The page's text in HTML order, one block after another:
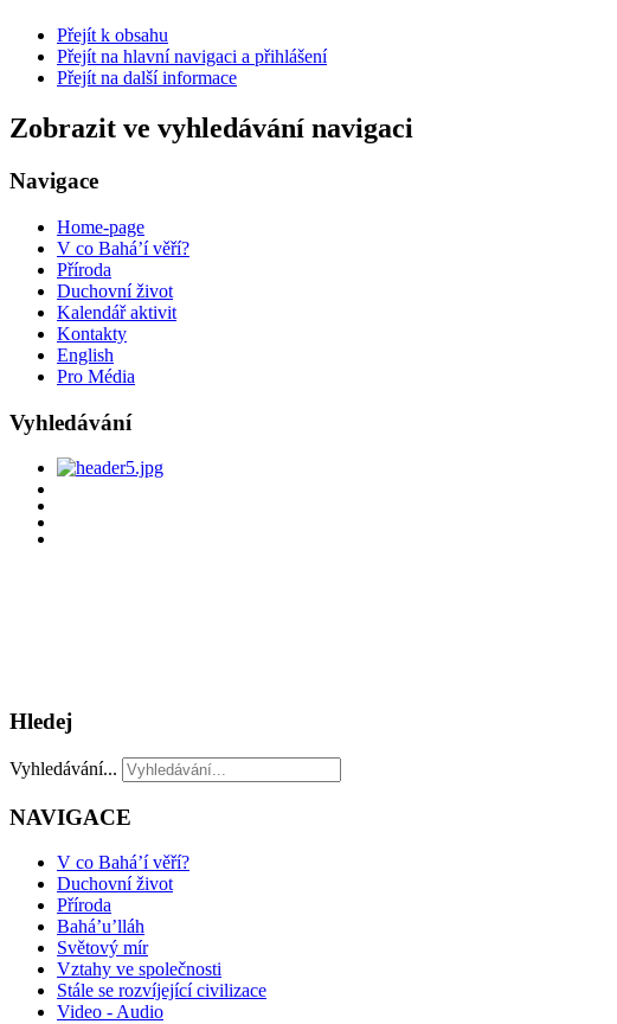
Přejít k obsahu
Přejít na hlavní navigaci a přihlášení
Přejít na další informace
Zobrazit ve vyhledávání navigaci
Navigace
Home-page
V co Bahá’í věří?
Příroda
Duchovní život
Kalendář aktivit
Kontakty
English
Pro Média
Vyhledávání
Hledej
Vyhledávání...
NAVIGACE
V co Bahá’í věří?
Duchovní život
Příroda
Bahá’u’lláh
Světový mír
Vztahy ve společnosti
Stále se rozvíjející civilizace
Video - Audio